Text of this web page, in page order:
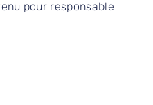
pour responsable